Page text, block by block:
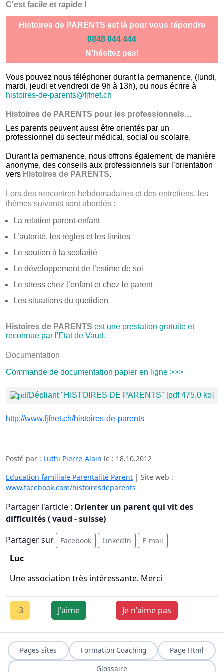
C'est facile et rapide !
Histoires de PARENTS est là pour vous répondre
0848 044 444
N'hésitez pas!
Vous pouvez nous téléphoner durant la permanence, (lundi,
mardi, jeudi et vendredi de 9h à 13h), ou nous écrire à
histoires-de-parents@fjfnet.ch
Histoires de PARENTS pour les professionnels…
Les parents peuvent aussi être orientés par un
professionnel du secteur médical, social ou scolaire.
Durant la permanence, nous offrons également, de manière
anonyme, des conseils aux professionnels sur l’orientation
vers Histoires de PARENTS.
Lors des rencontres hebdomadaires et des entretiens, les
thèmes suivants sont abordés :
La relation parent-enfant
L’autorité, les règles et les limites
Le soutien à la scolarité
Le développement de l’estime de soi
Le stress chez l’enfant et chez le parent
Les situations du quotidien
Histoires de PARENTS est une prestation gratuite et
reconnue par l'Etat de Vaud.
Documentation
Commande de documentation papier en ligne >>>
Dépliant "HISTOIRES DE PARENTS" [pdf 475.0 ko]
http://www.fjfnet.ch/histoires-de-parents
Posté par : Luthi Pierre-Alain le : 18.10.2012
Education familiale Parentalité Parent | Site web :
www.facebook.com/histoiresdeparents
Partager l'article : Orienter un parent qui vit des
difficultés ( vaud - suisse)
Partager sur
Facebook LinkedIn E-mail
Luc
Une association très intéressante. Merci
-3 J'aime Je n'aime pas
Pages sites Formation Coaching
Page Html
Glossaire